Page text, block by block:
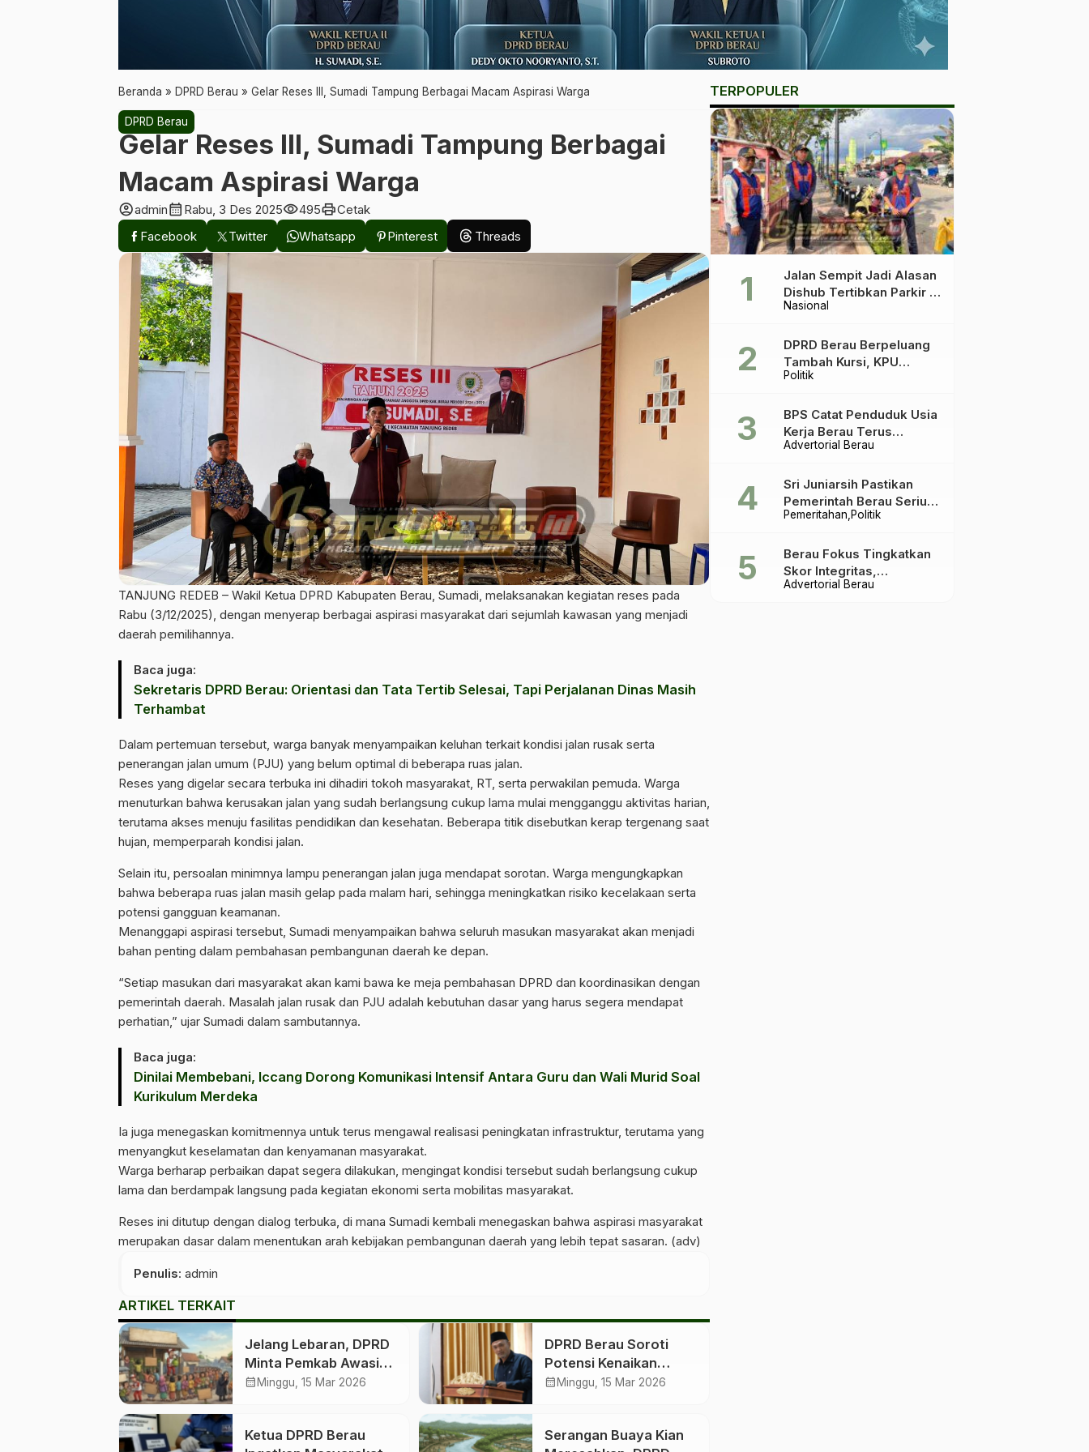
Beranda » DPRD Berau » Gelar Reses III, Sumadi Tampung Berbagai Macam Aspirasi Warga
DPRD Berau
Gelar Reses III, Sumadi Tampung Berbagai
Macam Aspirasi Warga
account_circleadmincalendar_month Rabu, 3 Des 2025visibility495printCetak
Facebook
Twitter Whatsapp Pinterest Threads
TANJUNG REDEB – Wakil Ketua DPRD Kabupaten Berau, Sumadi, melaksanakan kegiatan reses pada
Rabu (3/12/2025), dengan menyerap berbagai aspirasi masyarakat dari sejumlah kawasan yang menjadi
daerah pemilihannya.
Baca juga:
Sekretaris DPRD Berau: Orientasi dan Tata Tertib Selesai, Tapi Perjalanan Dinas Masih
Terhambat
Dalam pertemuan tersebut, warga banyak menyampaikan keluhan terkait kondisi jalan rusak serta
penerangan jalan umum (PJU) yang belum optimal di beberapa ruas jalan.
Reses yang digelar secara terbuka ini dihadiri tokoh masyarakat, RT, serta perwakilan pemuda. Warga
menuturkan bahwa kerusakan jalan yang sudah berlangsung cukup lama mulai mengganggu aktivitas harian,
terutama akses menuju fasilitas pendidikan dan kesehatan. Beberapa titik disebutkan kerap tergenang saat
hujan, memperparah kondisi jalan.
Selain itu, persoalan minimnya lampu penerangan jalan juga mendapat sorotan. Warga mengungkapkan
bahwa beberapa ruas jalan masih gelap pada malam hari, sehingga meningkatkan risiko kecelakaan serta
potensi gangguan keamanan.
Menanggapi aspirasi tersebut, Sumadi menyampaikan bahwa seluruh masukan masyarakat akan menjadi
bahan penting dalam pembahasan pembangunan daerah ke depan.
“Setiap masukan dari masyarakat akan kami bawa ke meja pembahasan DPRD dan koordinasikan dengan
pemerintah daerah. Masalah jalan rusak dan PJU adalah kebutuhan dasar yang harus segera mendapat
perhatian,” ujar Sumadi dalam sambutannya.
Baca juga:
Dinilai Membebani, Iccang Dorong Komunikasi Intensif Antara Guru dan Wali Murid Soal
Kurikulum Merdeka
Ia juga menegaskan komitmennya untuk terus mengawal realisasi peningkatan infrastruktur, terutama yang
menyangkut keselamatan dan kenyamanan masyarakat.
Warga berharap perbaikan dapat segera dilakukan, mengingat kondisi tersebut sudah berlangsung cukup
lama dan berdampak langsung pada kegiatan ekonomi serta mobilitas masyarakat.
Reses ini ditutup dengan dialog terbuka, di mana Sumadi kembali menegaskan bahwa aspirasi masyarakat
merupakan dasar dalam menentukan arah kebijakan pembangunan daerah yang lebih tepat sasaran. (adv)
Penulis: admin
ARTIKEL TERKAIT
Jelang Lebaran, DPRD
Minta Pemkab Awasi
Distribusi LPG
calendar_monthMinggu, 15 Mar 2026
DPRD Berau Soroti
Potensi Kenaikan
Harga Sembako Jelang
calendar_monthMinggu, 15 Mar 2026
Ketua DPRD Berau
Serangan Buaya Kian
TERPOPULER
Nasional
Jalan Sempit Jadi Alasan
Dishub Tertibkan Parkir di
Tepian Teratai
Politik
DPRD Berau Berpeluang
Tambah Kursi, KPU
Ingatkan Acuannya UU
Advertorial Berau
BPS Catat Penduduk Usia
Kerja Berau Terus
Meningkat Dua Tahun
Pemeritahan Politik
Sri Juniarsih Pastikan
Pemerintah Berau Serius
Tangani Reboisasi dan
Advertorial Berau
Berau Fokus Tingkatkan
Skor Integritas,
Rekomendasi KPK Jadi